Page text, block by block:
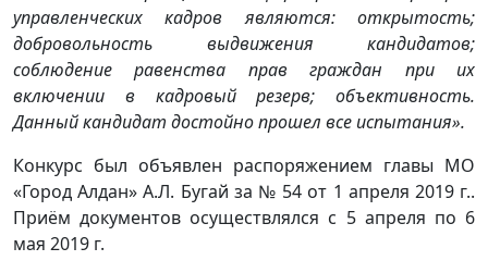
управленческих кадров являются: открытость;
добровольность выдвижения кандидатов;
соблюдение равенства прав граждан при их
включении в кадровый резерв; объективность.
Данный кандидат достойно прошел все испытания».
Конкурс был объявлен распоряжением главы МО
«Город Алдан» А.Л. Бугай за № 54 от 1 апреля 2019 г..
Приём документов осуществлялся с 5 апреля по 6
мая 2019 г.